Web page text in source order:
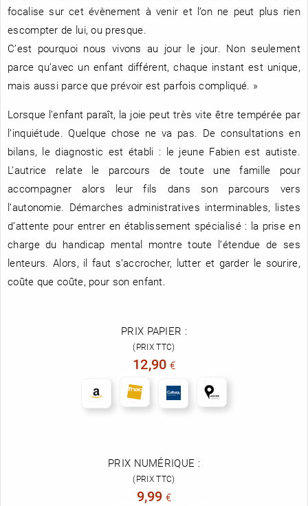
focalise sur cet évènement à venir et l’on ne peut plus rien
escompter de lui, ou presque.
C’est pourquoi nous vivons au jour le jour. Non seulement
parce qu’avec un enfant différent, chaque instant est unique,
mais aussi parce que prévoir est parfois compliqué. »
Lorsque l’enfant paraît, la joie peut très vite être tempérée par
l’inquiétude. Quelque chose ne va pas. De consultations en
bilans, le diagnostic est établi : le jeune Fabien est autiste.
L’autrice relate le parcours de toute une famille pour
accompagner alors leur fils dans son parcours vers
l’autonomie. Démarches administratives interminables, listes
d’attente pour entrer en établissement spécialisé : la prise en
charge du handicap mental montre toute l’étendue de ses
lenteurs. Alors, il faut s’accrocher, lutter et garder le sourire,
coûte que coûte, pour son enfant.
PRIX PAPIER :
(PRIX TTC)
12,90 €
PRIX NUMÉRIQUE :
(PRIX TTC)
9,99 €